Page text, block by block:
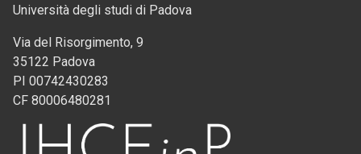
Università degli studi di Padova
Via del Risorgimento, 9
35122 Padova
PI 00742430283
CF 80006480281